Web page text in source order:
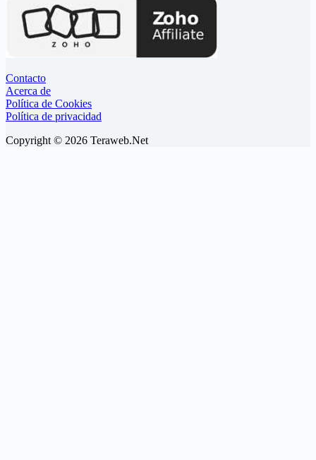
Contacto
Acerca de
Política de Cookies
Política de privacidad
Copyright © 2026 Teraweb.Net